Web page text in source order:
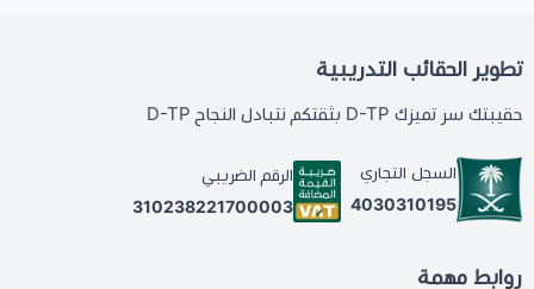
تطوير الحقائب التدريبية
حقيبتك سر تميزك D-TP بثقتكم نتبادل النجاح D-TP
السجل التجاري
4030310195
الرقم الضريبي
310238221700003
روابط مهمة